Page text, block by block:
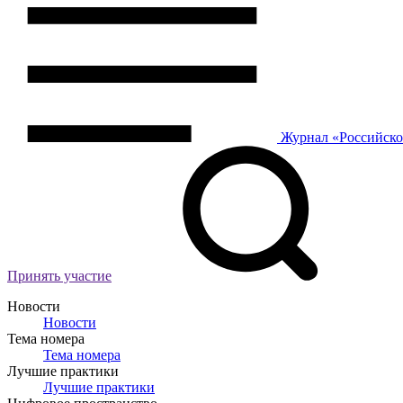
Журнал
Принять участие
Новости
Новости
Тема номера
Тема номера
Лучшие практики
Лучшие практики